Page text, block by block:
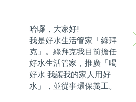
哈囉，大家好!
我是好水生活管家「綠拜
克」。綠拜克我目前擔任
好水生活管家，推廣「喝
好水 我讓我的家人用好
水」，並從事環保義工。